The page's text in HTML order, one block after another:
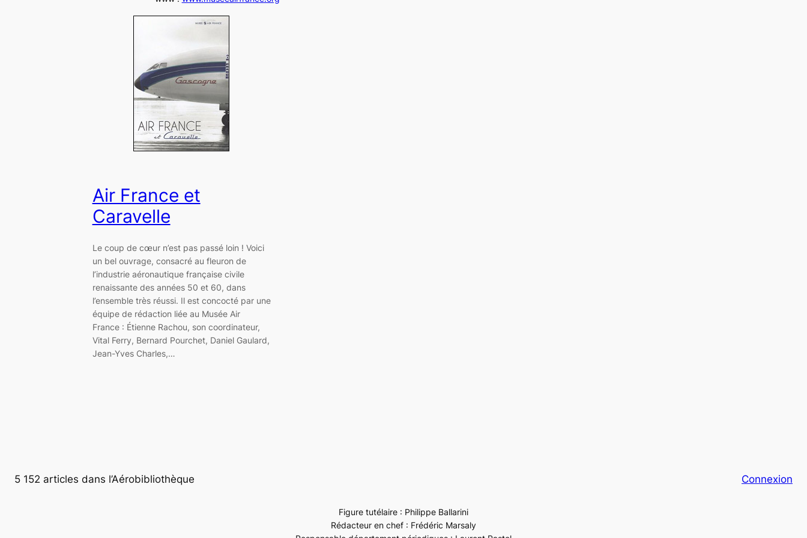
Air France et
Caravelle
Le coup de cœur n’est pas passé loin ! Voici
un bel ouvrage, consacré au fleuron de
l’industrie aéronautique française civile
renaissante des années 50 et 60, dans
l’ensemble très réussi. Il est concocté par une
équipe de rédaction liée au Musée Air
France : Étienne Rachou, son coordinateur,
Vital Ferry, Bernard Pourchet, Daniel Gaulard,
Jean-Yves Charles,…
5 152 articles dans l’Aérobibliothèque Connexion
Figure tutélaire : Philippe Ballarini
Rédacteur en chef : Frédéric Marsaly